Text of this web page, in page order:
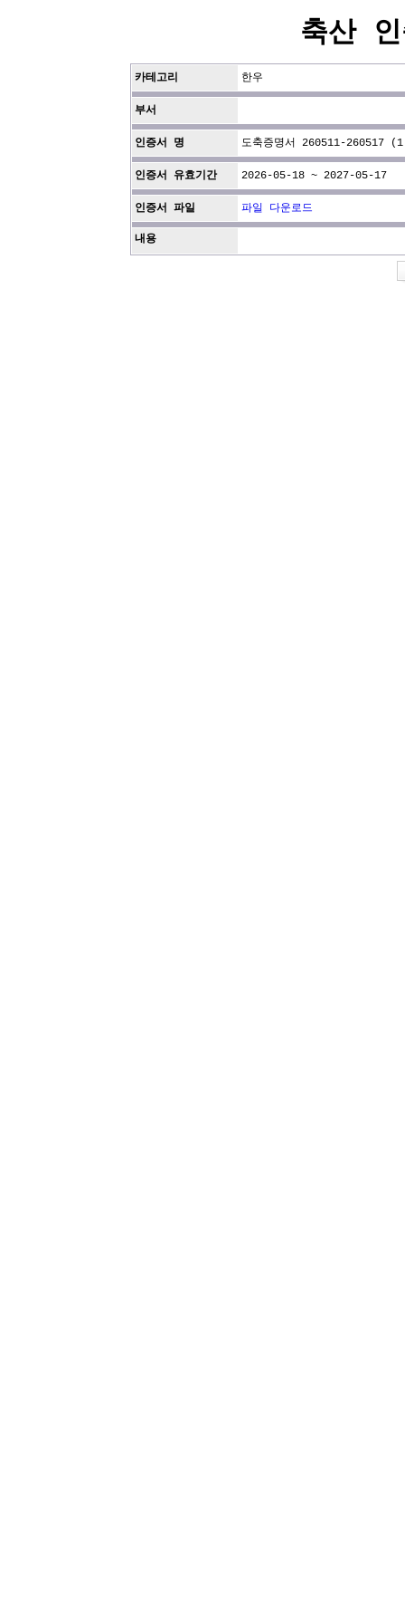
축산
카테고리 한우
부서
인증서 명 도축증명서 260511-260517
인증서 유효기간 2026-05-18 ~ 2027-05-17
인증서 파일 파일 다운로드
내용